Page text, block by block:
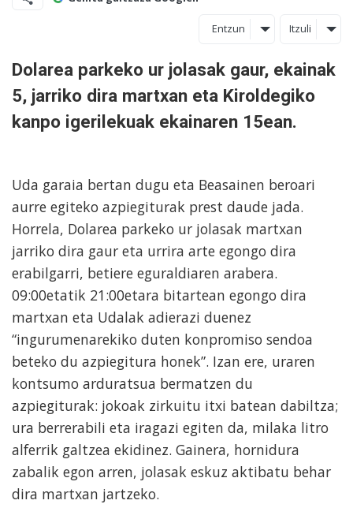
Entzun Itzuli
Dolarea parkeko ur jolasak gaur, ekainak
5, jarriko dira martxan eta Kiroldegiko
kanpo igerilekuak ekainaren 15ean.
Uda garaia bertan dugu eta Beasainen beroari
aurre egiteko azpiegiturak prest daude jada.
Horrela, Dolarea parkeko ur jolasak martxan
jarriko dira gaur eta urrira arte egongo dira
erabilgarri, betiere eguraldiaren arabera.
09:00etatik 21:00etara bitartean egongo dira
martxan eta Udalak adierazi duenez
“ingurumenarekiko duten konpromiso sendoa
beteko du azpiegitura honek”. Izan ere, uraren
kontsumo arduratsua bermatzen du
azpiegiturak: jokoak zirkuitu itxi batean dabiltza;
ura berrerabili eta iragazi egiten da, milaka litro
alferrik galtzea ekidinez. Gainera, hornidura
zabalik egon arren, jolasak eskuz aktibatu behar
dira martxan jartzeko.